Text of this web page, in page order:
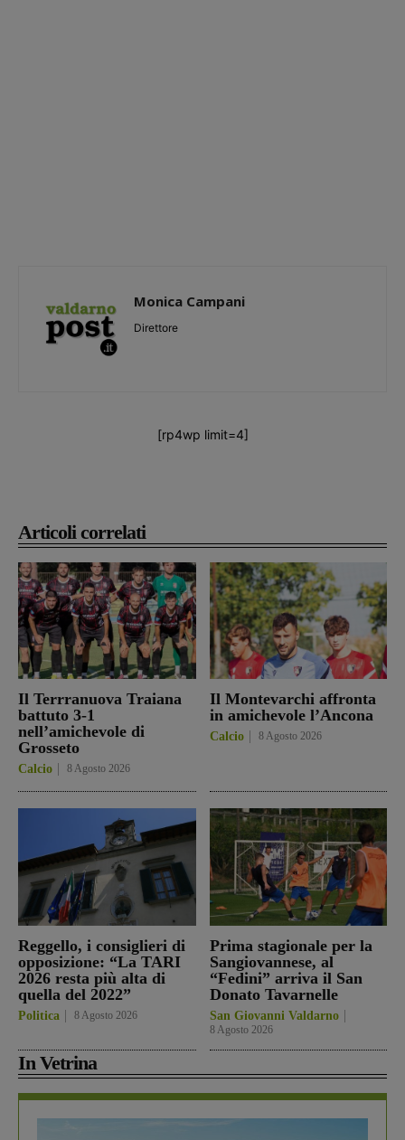
Articoli correlati
Il Terrranuova Traiana
battuto 3-1
nell’amichevole di
Grosseto
Calcio 8 Agosto 2026
Il Montevarchi affronta
in amichevole l’Ancona
Calcio 8 Agosto 2026
Reggello, i consiglieri di
opposizione: “La TARI
2026 resta più alta di
quella del 2022”
Politica 8 Agosto 2026
Prima stagionale per la
Sangiovannese, al
“Fedini” arriva il San
Donato Tavarnelle
San Giovanni Valdarno
8 Agosto 2026
In Vetrina
Monica Campani
Direttore
[rp4wp limit=4]